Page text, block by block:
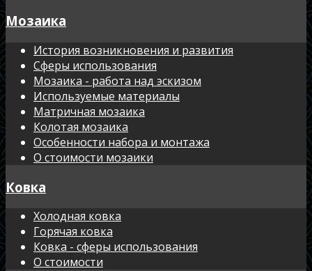
Мозаика
История возникновения и развития
Сферы использования
Мозаика - работа над эскизом
Используемые материалы
Матричная мозаика
Колотая мозаика
Особенности набора и монтажа
О стоимости мозаики
Ковка
Холодная ковка
Горячая ковка
Ковка - сферы использования
О стоимости